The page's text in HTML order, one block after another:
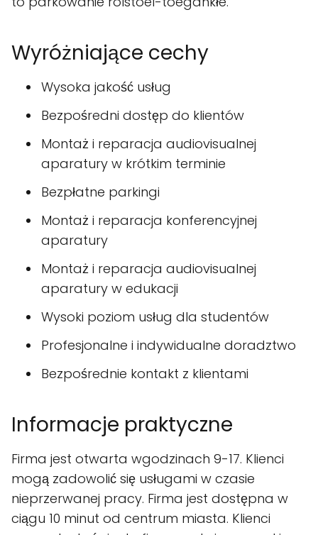
Wyróżniające cechy
Wysoka jakość usług
Bezpośredni dostęp do klientów
Montaż i reparacja audiovisualnej
aparatury w krótkim terminie
Bezpłatne parkingi
Montaż i reparacja konferencyjnej
aparatury
Montaż i reparacja audiovisualnej
aparatury w edukacji
Wysoki poziom usług dla studentów
Profesjonalne i indywidualne doradztwo
Bezpośrednie kontakt z klientami
Informacje praktyczne
Firma jest otwarta wgodzinach 9-17. Klienci
mogą zadowolić się usługami w czasie
nieprzerwanej pracy. Firma jest dostępna w
ciągu 10 minut od centrum miasta. Klienci